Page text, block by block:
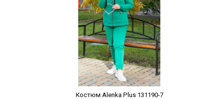
Костюм Alenka Plus 131190-7